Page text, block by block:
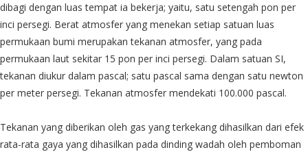
dibagi dengan luas tempat ia bekerja; yaitu, satu setengah pon per
inci persegi. Berat atmosfer yang menekan setiap satuan luas
permukaan bumi merupakan tekanan atmosfer, yang pada
permukaan laut sekitar 15 pon per inci persegi. Dalam satuan SI,
tekanan diukur dalam pascal; satu pascal sama dengan satu newton
per meter persegi. Tekanan atmosfer mendekati 100.000 pascal.
Tekanan yang diberikan oleh gas yang terkekang dihasilkan dari efek
rata-rata gaya yang dihasilkan pada dinding wadah oleh pemboman